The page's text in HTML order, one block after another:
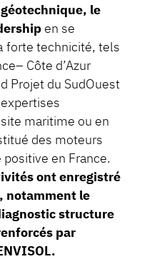
le
en se
forte technicité, tels
Côte d’Azur
Projet du SudOuest
maritime ou en
des moteurs
en France.
ont enregistré
notamment le
structure
par